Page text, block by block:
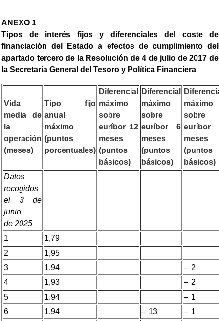
ANEXO 1
Tipos de interés fijos y diferenciales del coste de
financiación del Estado a efectos de cumplimiento del
apartado tercero de la Resolución de 4 de julio de 2017 de
la Secretaría General del Tesoro y Política Financiera
Vida
media de
la
operación
(meses)
Tipo fijo
anual
máximo
(puntos
porcentuales)
Diferencial
máximo
sobre
euríbor 12
meses
(puntos
básicos)
Diferencial
máximo
sobre
euríbor 6
meses
(puntos
básicos)
máximo
sobre
euríbor
meses
(puntos
básicos)
Datos
recogidos
el 3 de
junio
de 2025
1
1,79
2
1,95
3
1,94
– 2
4
1,93
– 2
5
1,94
– 1
6
1,94 – 13
– 1